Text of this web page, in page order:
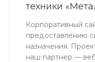
техники
Корпоративный
предоставлению
назначения.
наш партнер —